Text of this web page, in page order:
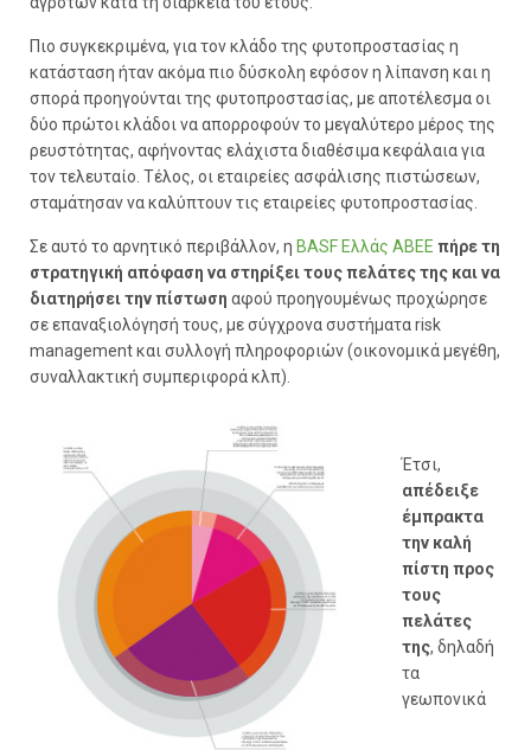
Πιο συγκεκριμένα, για τον κλάδο της φυτοπροστασίας η
κατάσταση ήταν ακόμα πιο δύσκολη εφόσον η λίπανση και η
σπορά προηγούνται της φυτοπροστασίας, με αποτέλεσμα οι
δύο πρώτοι κλάδοι να απορροφούν το μεγαλύτερο μέρος της
ρευστότητας, αφήνοντας ελάχιστα διαθέσιμα κεφάλαια για
τον τελευταίο. Τέλος, οι εταιρείες ασφάλισης πιστώσεων,
σταμάτησαν να καλύπτουν τις εταιρείες φυτοπροστασίας.
Σε αυτό το αρνητικό περιβάλλον, η BASF Ελλάς ΑΒΕΕ πήρε τη
στρατηγική απόφαση να στηρίξει τους πελάτες της και να
διατηρήσει την πίστωση αφού προηγουμένως προχώρησε
σε επαναξιολόγησή τους, με σύγχρονα συστήματα risk
management και συλλογή πληροφοριών (οικονομικά μεγέθη,
συναλλακτική συμπεριφορά κλπ).
Έτσι,
απέδειξε
έμπρακτα
την καλή
πίστη προς
τους
πελάτες
της, δηλαδή
τα
γεωπονικά